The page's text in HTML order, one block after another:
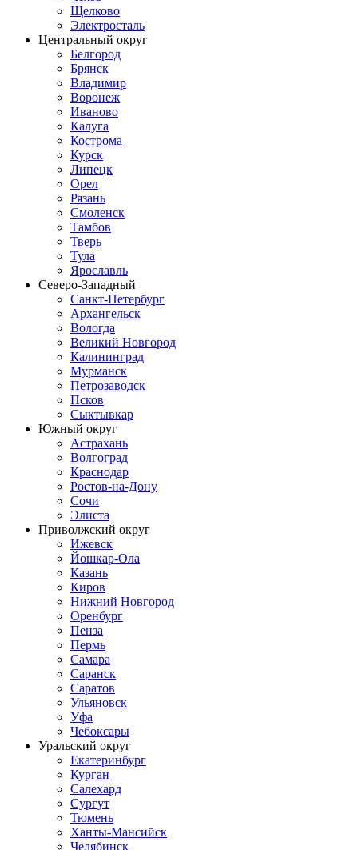
Щелково
Электросталь
Центральный округ
Белгород
Брянск
Владимир
Воронеж
Иваново
Калуга
Кострома
Курск
Липецк
Орел
Рязань
Смоленск
Тамбов
Тверь
Тула
Ярославль
Северо-Западный
Санкт-Петербург
Архангельск
Вологда
Великий Новгород
Калининград
Мурманск
Петрозаводск
Псков
Сыктывкар
Южный округ
Астрахань
Волгоград
Краснодар
Ростов-на-Дону
Сочи
Элиста
Приволжский округ
Ижевск
Йошкар-Ола
Казань
Киров
Нижний Новгород
Оренбург
Пенза
Пермь
Самара
Саранск
Саратов
Ульяновск
Уфа
Чебоксары
Уральский округ
Екатеринбург
Курган
Салехард
Сургут
Тюмень
Ханты-Мансийск
Челябинск